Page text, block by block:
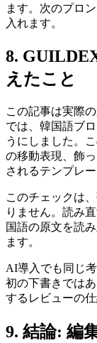
ます。次のプロ
入れます。
8.
えたこと
この記事は実際
では、韓国語ブ
うにしました。
の移動表現、飾
されるテンプレ
このチェックは
りません。読み
国語の原文を読
ます。
AI導入でも同じ
初の下書きでは
するレビューの仕
9. 結論: 編